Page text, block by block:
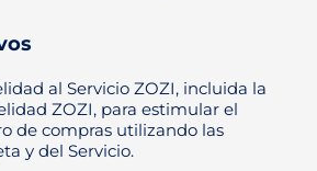
al Servicio ZOZI, incluida la
ZOZI, para estimular el
de compras utilizando las
y del Servicio.